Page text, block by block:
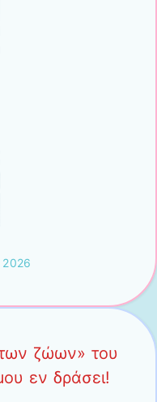
2026
ζώων» του
εν δράσει!